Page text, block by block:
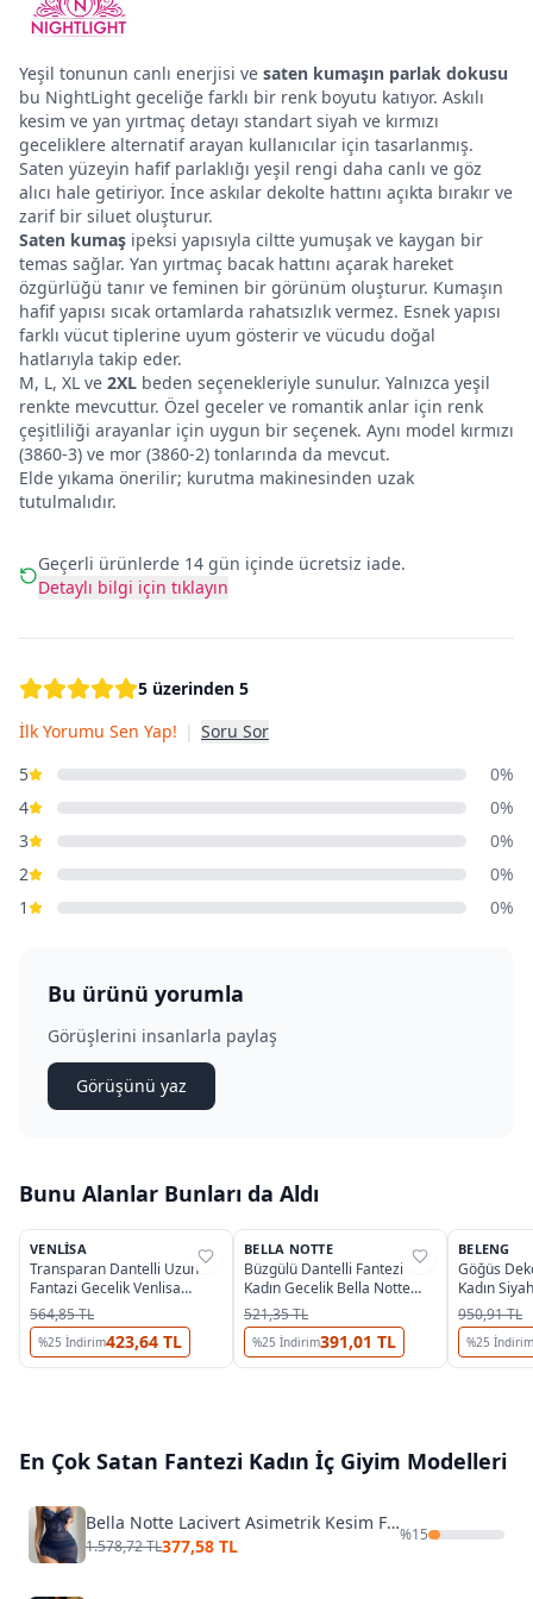
Yeşil tonunun canlı enerjisi ve saten kumaşın parlak dokusu
bu NightLight geceliğe farklı bir renk boyutu katıyor. Askılı
kesim ve yan yırtmaç detayı standart siyah ve kırmızı
geceliklere alternatif arayan kullanıcılar için tasarlanmış.
Saten yüzeyin hafif parlaklığı yeşil rengi daha canlı ve göz
alıcı hale getiriyor. İnce askılar dekolte hattını açıkta bırakır ve
zarif bir siluet oluşturur.
Saten kumaş ipeksi yapısıyla ciltte yumuşak ve kaygan bir
temas sağlar. Yan yırtmaç bacak hattını açarak hareket
özgürlüğü tanır ve feminen bir görünüm oluşturur. Kumaşın
hafif yapısı sıcak ortamlarda rahatsızlık vermez. Esnek yapısı
farklı vücut tiplerine uyum gösterir ve vücudu doğal
hatlarıyla takip eder.
M, L, XL ve 2XL beden seçenekleriyle sunulur. Yalnızca yeşil
renkte mevcuttur. Özel geceler ve romantik anlar için renk
çeşitliliği arayanlar için uygun bir seçenek. Aynı model kırmızı
(3860-3) ve mor (3860-2) tonlarında da mevcut.
Elde yıkama önerilir; kurutma makinesinden uzak
tutulmalıdır.
Geçerli ürünlerde 14 gün içinde ücretsiz iade.
Detaylı bilgi için tıklayın
5 üzerinden 5
İlk Yorumu Sen Yap! | Soru Sor
5
0%
4
0%
3
0%
2
0%
1
0%
Bu ürünü yorumla
Görüşlerini insanlarla paylaş
Görüşünü yaz
Bunu Alanlar Bunları da Aldı
%33
VENLISA
Transparan Dantelli Uzun
Fantazi Gecelik Venlisa
V2500
564,85 TL
%25 İndirim423,64 TL
%76
BELLA NOTTE
Büzgülü Dantelli Fantezi
Kadın Gecelik Bella Notte
15933
521,35 TL
%25 İndirim391,01 TL
%38
BELENG
Göğüs
Kadın
6091
950,91 TL
%25 İndirim
En Çok Satan Fantezi Kadın İç Giyim Modelleri
Bella Notte Lacivert Asimetrik Kesim Fırfırlı Gecelik 15620
1.578,72 TL377,58 TL
%15